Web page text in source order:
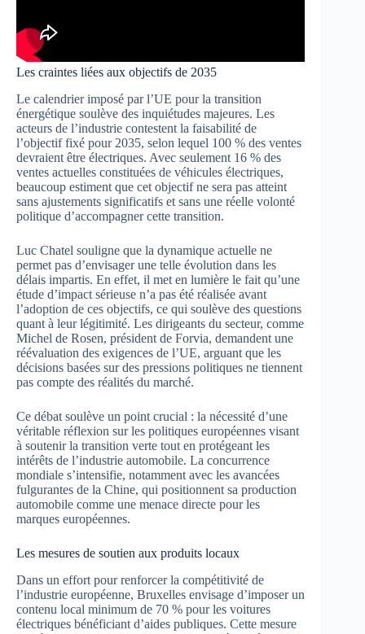
Les craintes liées aux objectifs de 2035
Le calendrier imposé par l’UE pour la transition
énergétique soulève des inquiétudes majeures. Les
acteurs de l’industrie contestent la faisabilité de
l’objectif fixé pour 2035, selon lequel 100 % des ventes
devraient être électriques. Avec seulement 16 % des
ventes actuelles constituées de véhicules électriques,
beaucoup estiment que cet objectif ne sera pas atteint
sans ajustements significatifs et sans une réelle volonté
politique d’accompagner cette transition.
Luc Chatel souligne que la dynamique actuelle ne
permet pas d’envisager une telle évolution dans les
délais impartis. En effet, il met en lumière le fait qu’une
étude d’impact sérieuse n’a pas été réalisée avant
l’adoption de ces objectifs, ce qui soulève des questions
quant à leur légitimité. Les dirigeants du secteur, comme
Michel de Rosen, président de Forvia, demandent une
réévaluation des exigences de l’UE, arguant que les
décisions basées sur des pressions politiques ne tiennent
pas compte des réalités du marché.
Ce débat soulève un point crucial : la nécessité d’une
véritable réflexion sur les politiques européennes visant
à soutenir la transition verte tout en protégeant les
intérêts de l’industrie automobile. La concurrence
mondiale s’intensifie, notamment avec les avancées
fulgurantes de la Chine, qui positionnent sa production
automobile comme une menace directe pour les
marques européennes.
Les mesures de soutien aux produits locaux
Dans un effort pour renforcer la compétitivité de
l’industrie européenne, Bruxelles envisage d’imposer un
contenu local minimum de 70 % pour les voitures
électriques bénéficiant d’aides publiques. Cette mesure